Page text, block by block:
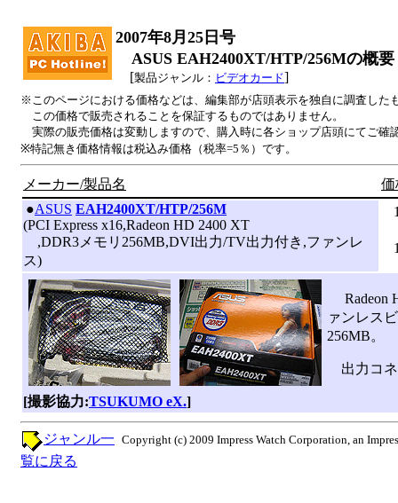
2007年8月25日号
ASUS EAH2400XT/HTP/256Mの概要
[製品ジャンル： ビデオカード]
※このページにおける価格などは、編集部が店頭表示を独自に調査した
この価格で販売されることを保証するものではありません。
実際の販売価格は変動しますので、購入時に各ショップ店頭にてご確
※特記無き価格情報は税込み価格（税率=5％）です。
メーカー/製品名
価
●ASUS EAH2400XT/HTP/256M
(PCI Express x16,Radeon HD 2400 XT
,DDR3メモリ256MB,DVI出力/TV出力付き,ファンレ
ス)
Radeon
ァンレス
256MB。
出力コネ
[撮影協力:TSUKUMO eX.]
Copyright (c) 2009 Impress Watch Corporation, an
ジャンル一
覧に戻る